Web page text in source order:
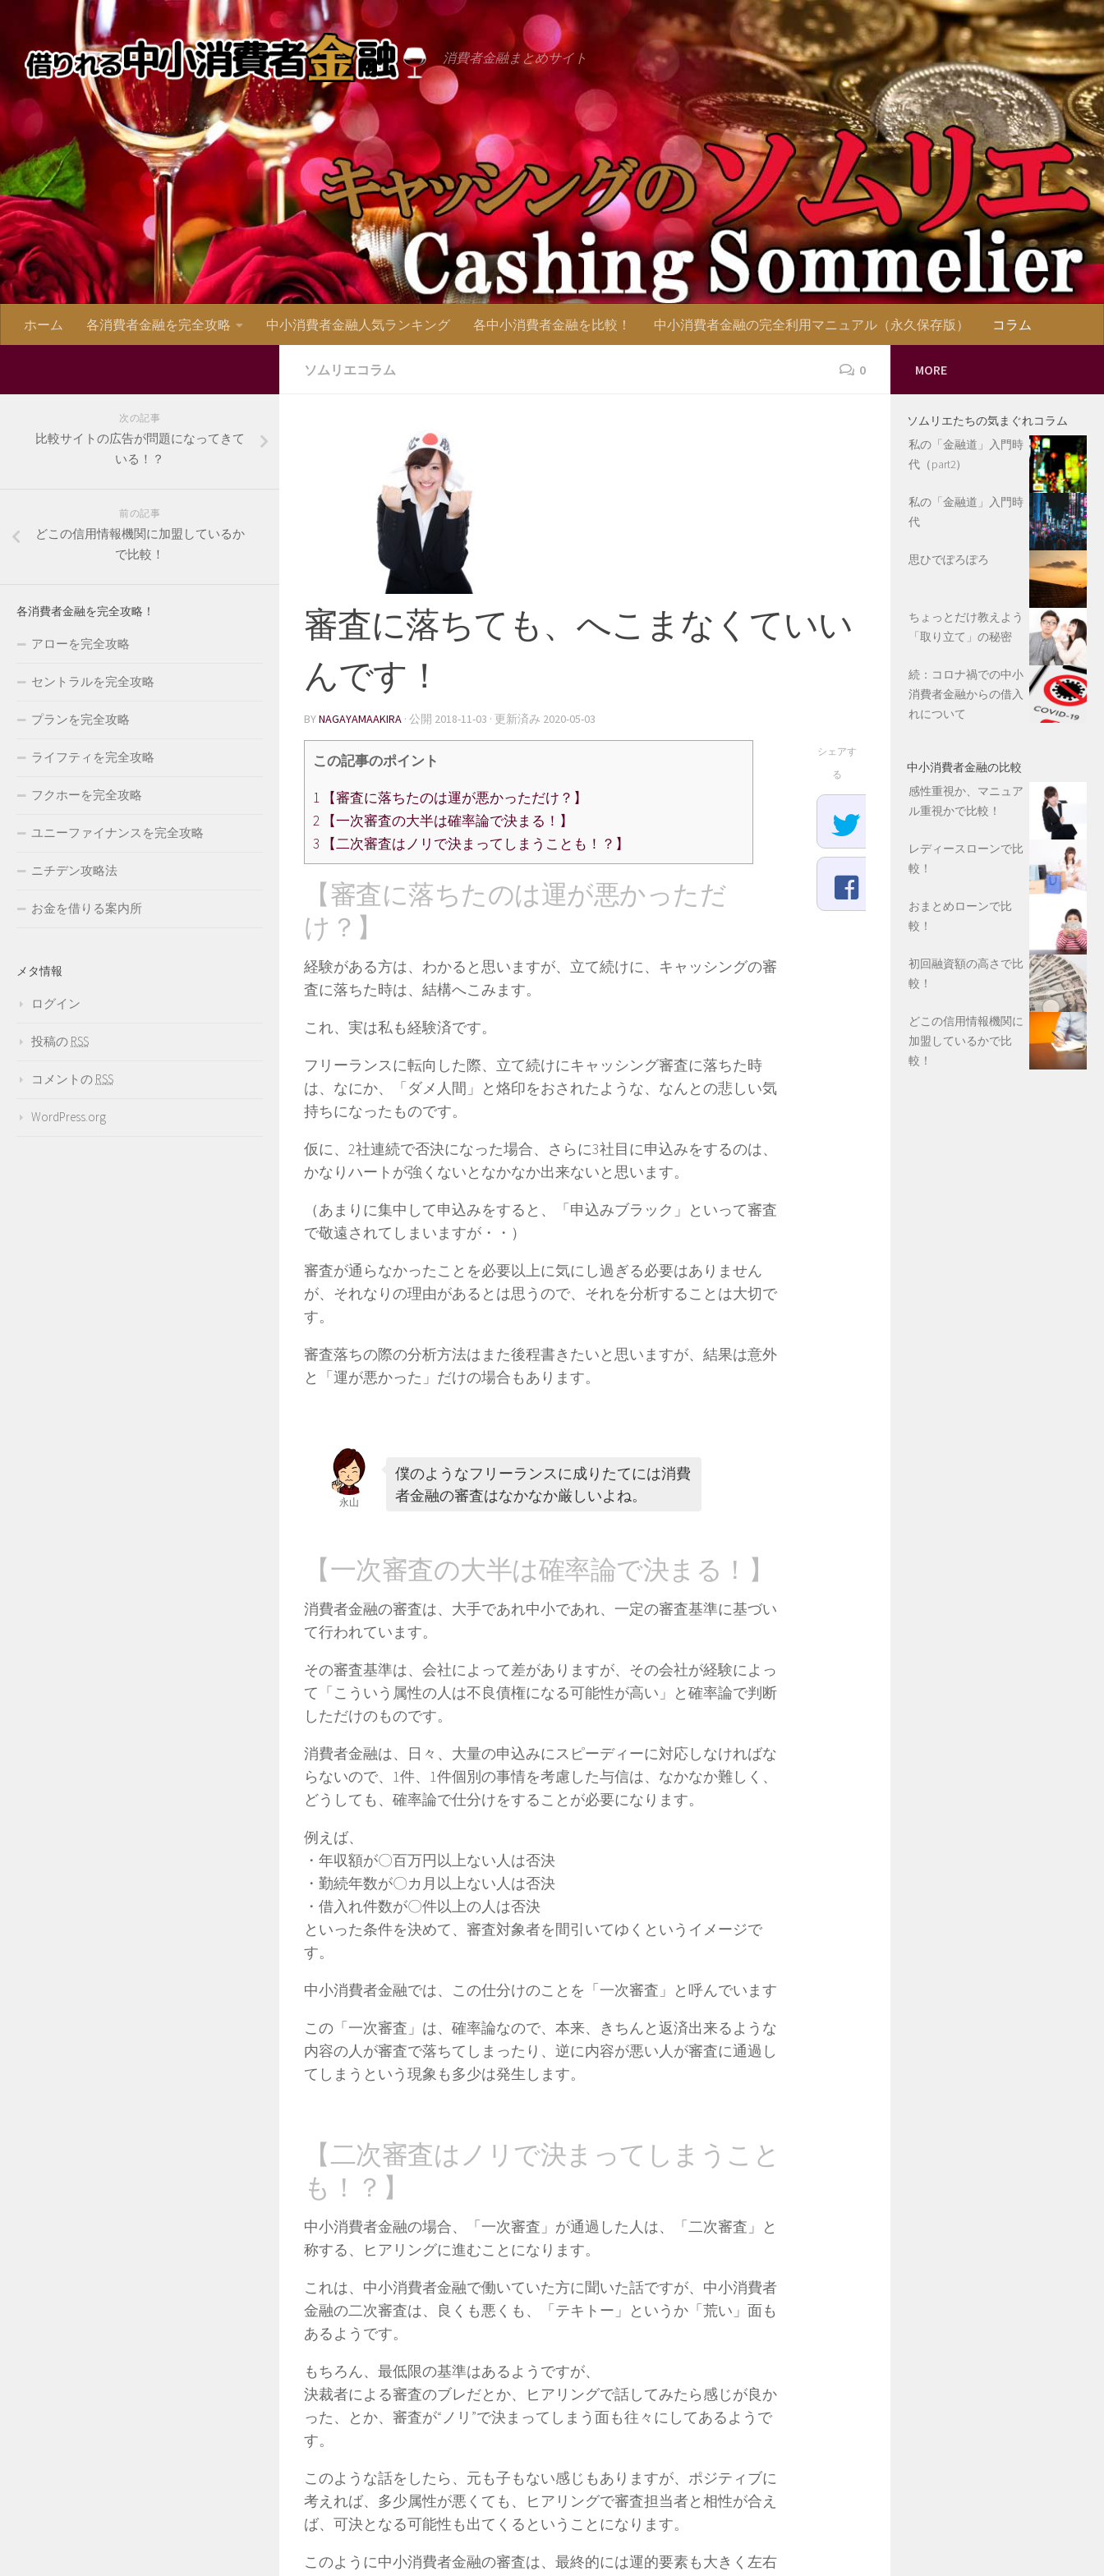
消費者金融まとめサイト
ホーム 各消費者金融を完全攻略 中小消費者金融人気ランキング 各中小消費者金融を比較！ 中小消費者金融の完全利用マニュアル（永久保存版） コラム
ソムリエコラム 0
審査に落ちても、へこまなくていい
んです！
BYNAGAYAMAAKIRA · 公開 2018-11-03 · 更新済み 2020-05-03
この記事のポイント
1 【審査に落ちたのは運が悪かっただけ？】
2 【一次審査の大半は確率論で決まる！】
3 【二次審査はノリで決まってしまうことも！？】
【審査に落ちたのは運が悪かっただ
け？】
経験がある方は、わかると思いますが、立て続けに、キャッシングの審
査に落ちた時は、結構へこみます。
これ、実は私も経験済です。
フリーランスに転向した際、立て続けにキャッシング審査に落ちた時
は、なにか、「ダメ人間」と烙印をおされたような、なんとの悲しい気
持ちになったものです。
仮に、2社連続で否決になった場合、さらに3社目に申込みをするのは、
かなりハートが強くないとなかなか出来ないと思います。
（あまりに集中して申込みをすると、「申込みブラック」といって審査
で敬遠されてしまいますが・・）
審査が通らなかったことを必要以上に気にし過ぎる必要はありません
が、それなりの理由があるとは思うので、それを分析することは大切で
す。
審査落ちの際の分析方法はまた後程書きたいと思いますが、結果は意外
と「運が悪かった」だけの場合もあります。
永山
僕のようなフリーランスに成りたてには消費
者金融の審査はなかなか厳しいよね。
【一次審査の大半は確率論で決まる！】
消費者金融の審査は、大手であれ中小であれ、一定の審査基準に基づい
て行われています。
その審査基準は、会社によって差がありますが、その会社が経験によっ
て「こういう属性の人は不良債権になる可能性が高い」と確率論で判断
しただけのものです。
消費者金融は、日々、大量の申込みにスピーディーに対応しなければな
らないので、1件、1件個別の事情を考慮した与信は、なかなか難しく、
どうしても、確率論で仕分けをすることが必要になります。
例えば、
・年収額が〇百万円以上ない人は否決
・勤続年数が〇カ月以上ない人は否決
・借入れ件数が〇件以上の人は否決
といった条件を決めて、審査対象者を間引いてゆくというイメージで
す。
中小消費者金融では、この仕分けのことを「一次審査」と呼んでいます
この「一次審査」は、確率論なので、本来、きちんと返済出来るような
内容の人が審査で落ちてしまったり、逆に内容が悪い人が審査に通過し
てしまうという現象も多少は発生します。
【二次審査はノリで決まってしまうこと
も！？】
中小消費者金融の場合、「一次審査」が通過した人は、「二次審査」と
称する、ヒアリングに進むことになります。
これは、中小消費者金融で働いていた方に聞いた話ですが、中小消費者
金融の二次審査は、良くも悪くも、「テキトー」というか「荒い」面も
あるようです。
もちろん、最低限の基準はあるようですが、
決裁者による審査のブレだとか、ヒアリングで話してみたら感じが良か
った、とか、審査が“ノリ”で決まってしまう面も往々にしてあるようで
す。
このような話をしたら、元も子もない感じもありますが、ポジティブに
考えれば、多少属性が悪くても、ヒアリングで審査担当者と相性が合え
ば、可決となる可能性も出てくるということになります。
このように中小消費者金融の審査は、最終的には運的要素も大きく左右
シェアす
る
次の記事
比較サイトの広告が問題になってきて
いる！？
前の記事
どこの信用情報機関に加盟しているか
で比較！
各消費者金融を完全攻略！
アローを完全攻略
セントラルを完全攻略
プランを完全攻略
ライフティを完全攻略
フクホーを完全攻略
ユニーファイナンスを完全攻略
ニチデン攻略法
お金を借りる案内所
メタ情報
ログイン
投稿の RSS
コメントの RSS
WordPress.org
MORE
ソムリエたちの気まぐれコラム
私の「金融道」入門時
代（part2）
私の「金融道」入門時
代
思ひでぽろぽろ
ちょっとだけ教えよう
「取り立て」の秘密
続：コロナ禍での中小
消費者金融からの借入
れについて
中小消費者金融の比較
感性重視か、マニュア
ル重視かで比較！
レディースローンで比
較！
おまとめローンで比
較！
初回融資額の高さで比
較！
どこの信用情報機関に
加盟しているかで比
較！